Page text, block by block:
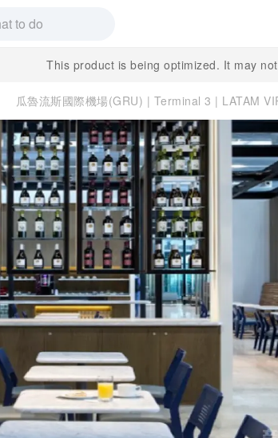
This product is being optimized. It may
瓜魯流斯國際機場(GRU) | Terminal 3 | LATAM